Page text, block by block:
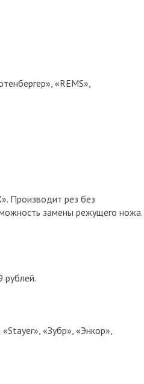
«REMS»,
Производит рез без
замены режущего ножа.
рублей.
«Зубр», «Энкор»,